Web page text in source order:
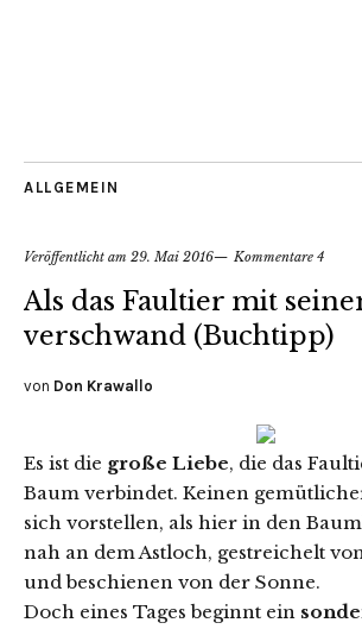
ALLGEMEIN
Veröffentlicht am 29. Mai 2016 Kommentare 4
Als das Faultier mit
verschwand (Buchtipp)
von Don Krawallo
Es ist die große Liebe, die das
Baum verbindet. Keinen
sich vorstellen, als hier in den
nah an dem Astloch, gestreichelt
und beschienen von der Sonne.
Doch eines Tages beginnt ein